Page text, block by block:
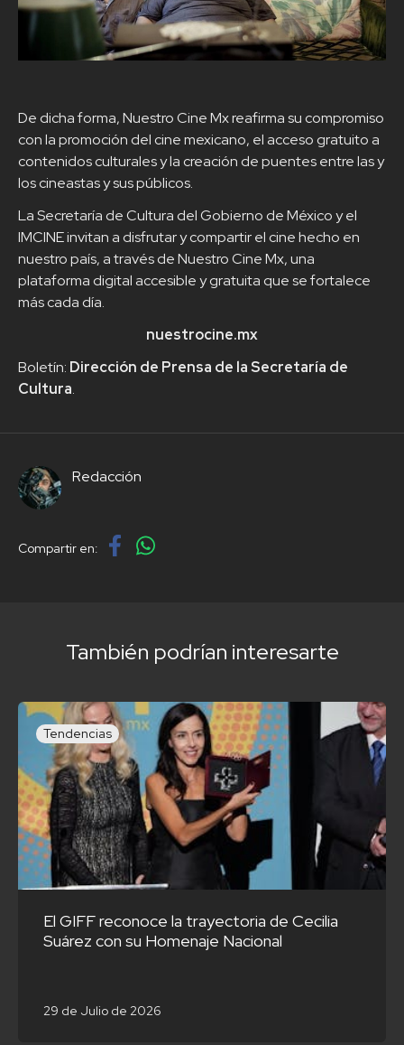
De dicha forma, Nuestro Cine Mx reafirma su compromiso
con la promoción del cine mexicano, el acceso gratuito a
contenidos culturales y la creación de puentes entre las y
los cineastas y sus públicos.
La Secretaría de Cultura del Gobierno de México y el
IMCINE invitan a disfrutar y compartir el cine hecho en
nuestro país, a través de Nuestro Cine Mx, una
plataforma digital accesible y gratuita que se fortalece
más cada día.
nuestrocine.mx
Boletín: Dirección de Prensa de la Secretaría de
Cultura.
Redacción
Compartir en:
También podrían interesarte
Tendencias
El GIFF reconoce la trayectoria de Cecilia
Suárez con su Homenaje Nacional
29 de Julio de 2026